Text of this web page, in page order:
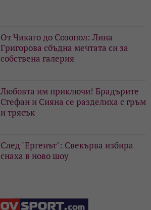
От Чикаго до Созопол: Лина
Григорова сбъдна мечтата си за
собствена галерия
Любовта им приключи! Брадърите
Стефан и Сияна се разделиха с гръм
и трясък
След "Ергенът": Свекърва избира
снаха в ново шоу